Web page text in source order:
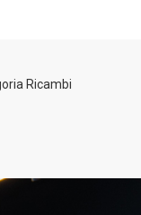
Ricambi